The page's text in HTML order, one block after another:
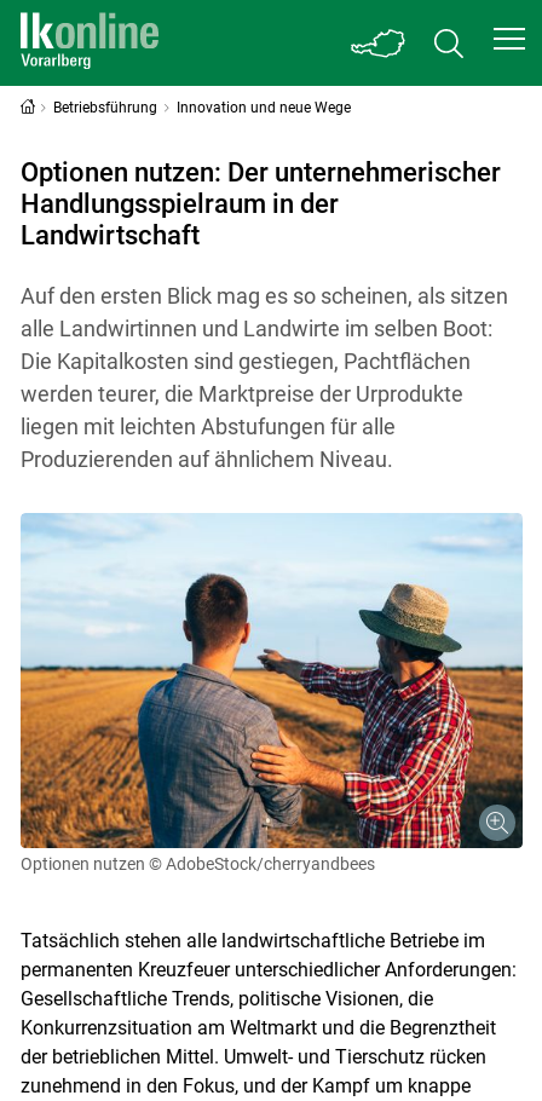
Betriebsführung Innovation und neue Wege
Optionen nutzen: Der unternehmerischer
Handlungsspielraum in der
Landwirtschaft
Auf den ersten Blick mag es so scheinen, als sitzen
alle Landwirtinnen und Landwirte im selben Boot:
Die Kapitalkosten sind gestiegen, Pachtflächen
werden teurer, die Marktpreise der Urprodukte
liegen mit leichten Abstufungen für alle
Produzierenden auf ähnlichem Niveau.
Optionen nutzen © AdobeStock/cherryandbees
Tatsächlich stehen alle landwirtschaftliche Betriebe im
permanenten Kreuzfeuer unterschiedlicher Anforderungen:
Gesellschaftliche Trends, politische Visionen, die
Konkurrenzsituation am Weltmarkt und die Begrenztheit
der betrieblichen Mittel. Umwelt- und Tierschutz rücken
zunehmend in den Fokus, und der Kampf um knappe